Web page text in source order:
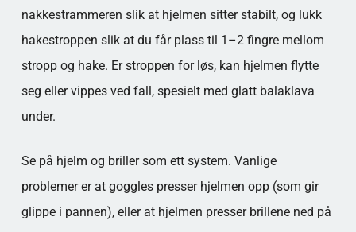
nakkestrammeren slik at hjelmen sitter stabilt, og lukk
hakestroppen slik at du får plass til 1–2 fingre mellom
stropp og hake. Er stroppen for løs, kan hjelmen flytte
seg eller vippes ved fall, spesielt med glatt balaklava
under.
Se på hjelm og briller som ett system. Vanlige
problemer er at goggles presser hjelmen opp (som gir
glippe i pannen), eller at hjelmen presser brillene ned på